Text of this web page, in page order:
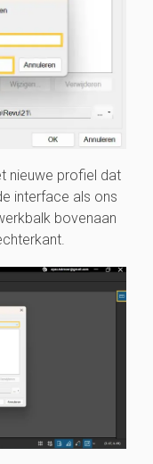
nieuwe profiel dat
interface als ons
bovenaan